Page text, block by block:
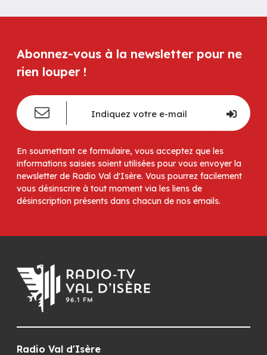
Abonnez-vous à la newsletter pour ne
rien louper !
En soumettant ce formulaire, vous acceptez que les
informations saisies soient utilisées pour vous envoyer la
newsletter de Radio Val d'Isère. Vous pourrez facilement
vous désinscrire à tout moment via les liens de
désinscription présents dans chacun de nos emails.
Radio Val d'Isère